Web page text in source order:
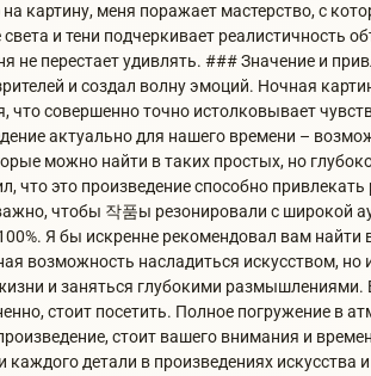
картину, меня поражает мастерство, с
и тени подчеркивает реалистичность
не перестает удивлять. ### Значение и
и создал волну эмоций. Ночная
что совершенно точно истолковывает
актуально для нашего времени –
можно найти в таких простых, но
что это произведение способно
чтобы 작품ы резонировали с широкой
Я бы искренне рекомендовал вам найти
возможность насладиться искусством, но
и заняться глубокими размышлениями.
стоит посетить. Полное погружение в
стоит вашего внимания и
детали в произведениях искусства